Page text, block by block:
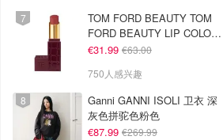
TOM FORD BEAUTY TOM
FORD BEAUTY LIP COLOR
SATIN MATTE 裸玫瑰口红
€31.99 €63.00
750人感兴趣
Ganni GANNI ISOLI 卫衣 深
灰色拼驼色粉色
€87.99 €269.99